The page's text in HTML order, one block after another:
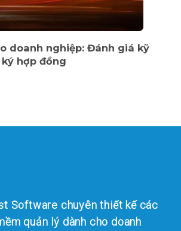
doanh nghiệp: Đánh giá kỹ
hợp đồng
Software chuyên thiết kế các
quản lý dành cho doanh